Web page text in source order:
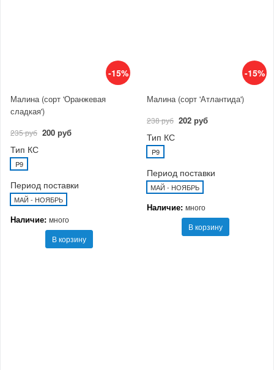
-15%
Малина (сорт 'Оранжевая
сладкая')
235 руб 200 руб
Тип КС
P9
Период поставки
МАЙ - НОЯБРЬ
Наличие: много
В корзину
-15%
Малина (сорт 'Атлантида')
238 руб 202 руб
Тип КС
P9
Период поставки
МАЙ - НОЯБРЬ
Наличие: много
В корзину